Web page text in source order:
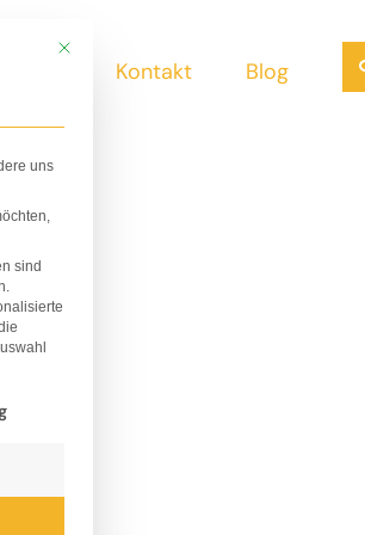
Kontakt Blog
Mit diesem Button wird der Dialog
uns
sind
erteilt werden kann. Die